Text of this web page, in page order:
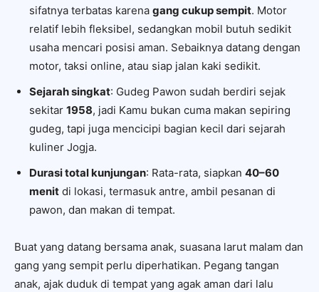
sifatnya terbatas karena gang cukup sempit. Motor
relatif lebih fleksibel, sedangkan mobil butuh sedikit
usaha mencari posisi aman. Sebaiknya datang dengan
motor, taksi online, atau siap jalan kaki sedikit.
Sejarah singkat: Gudeg Pawon sudah berdiri sejak
sekitar 1958, jadi Kamu bukan cuma makan sepiring
gudeg, tapi juga mencicipi bagian kecil dari sejarah
kuliner Jogja.
Durasi total kunjungan: Rata-rata, siapkan 40–60
menit di lokasi, termasuk antre, ambil pesanan di
pawon, dan makan di tempat.
Buat yang datang bersama anak, suasana larut malam dan
gang yang sempit perlu diperhatikan. Pegang tangan
anak, ajak duduk di tempat yang agak aman dari lalu